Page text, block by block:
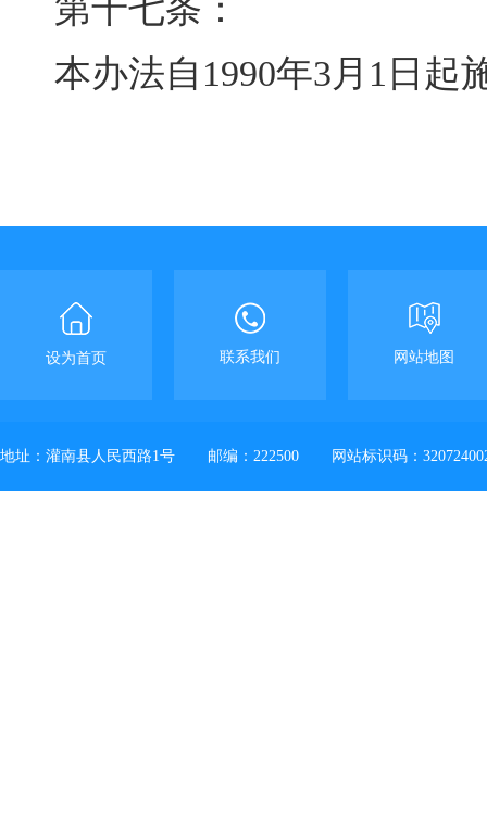
第十七条：
本办法自1990年3月1日起
设为首页 联系我们 网站地图
地址：灌南县人民西路1号 邮编：222500 网站标识码：